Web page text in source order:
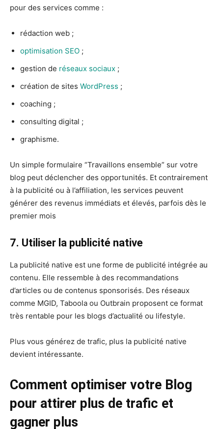
pour des services comme :
rédaction web ;
optimisation SEO ;
gestion de réseaux sociaux ;
création de sites WordPress ;
coaching ;
consulting digital ;
graphisme.
Un simple formulaire “Travaillons ensemble” sur votre
blog peut déclencher des opportunités. Et contrairement
à la publicité ou à l’affiliation, les services peuvent
générer des revenus immédiats et élevés, parfois dès le
premier mois
7. Utiliser la publicité native
La publicité native est une forme de publicité intégrée au
contenu. Elle ressemble à des recommandations
d’articles ou de contenus sponsorisés. Des réseaux
comme MGID, Taboola ou Outbrain proposent ce format
très rentable pour les blogs d’actualité ou lifestyle.
Plus vous générez de trafic, plus la publicité native
devient intéressante.
Comment optimiser votre Blog
pour attirer plus de trafic et
gagner plus